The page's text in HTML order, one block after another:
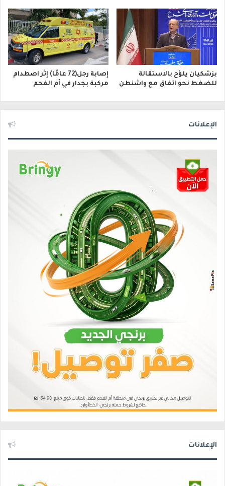
بزشكيان يلوّح بالاستقالة
للضغط نحو اتفاق مع واشنطن
إصابة رجل(72 عامًا) إثر اصطدام
مركبة بجدار في أم الفحم
الإعلانات
الإعلانات